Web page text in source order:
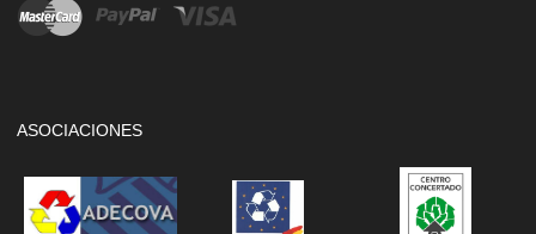
ASOCIACIONES